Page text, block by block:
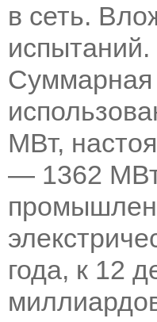
в сеть.
испытаний.
Суммарная
МВт,
— 1362
года, к 12